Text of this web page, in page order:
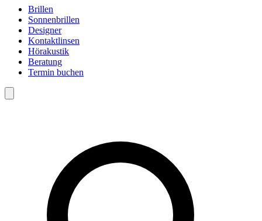
Brillen
Sonnenbrillen
Designer
Kontaktlinsen
Hörakustik
Beratung
Termin buchen